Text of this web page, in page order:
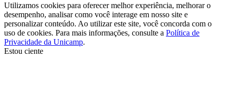
Utilizamos cookies para oferecer melhor experiência, melhorar o
desempenho, analisar como você interage em nosso site e
personalizar conteúdo. Ao utilizar este site, você concorda com o
uso de cookies. Para mais informações, consulte a Política de
Privacidade da Unicamp.
Estou ciente